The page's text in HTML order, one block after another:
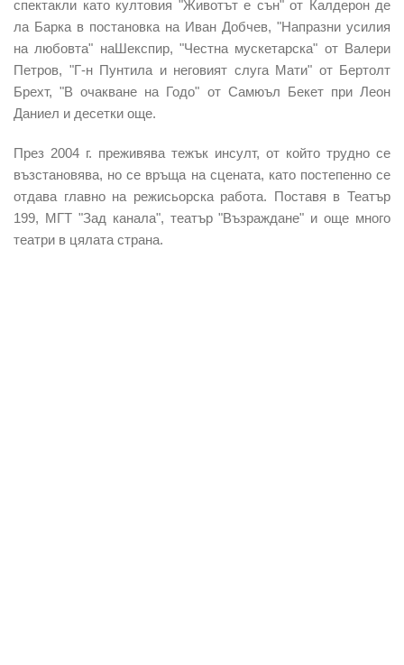
спектакли като култовия "Животът е сън" от Калдерон де
ла Барка в постановка на Иван Добчев, "Напразни усилия
на любовта" наШекспир, "Честна мускетарска" от Валери
Петров, "Г-н Пунтила и неговият слуга Мати" от Бертолт
Брехт, "В очакване на Годо" от Самюъл Бекет при Леон
Даниел и десетки още.
През 2004 г. преживява тежък инсулт, от който трудно се
възстановява, но се връща на сцената, като постепенно се
отдава главно на режисьорска работа. Поставя в Театър
199, МГТ "Зад канала", театър "Възраждане" и още много
театри в цялата страна.